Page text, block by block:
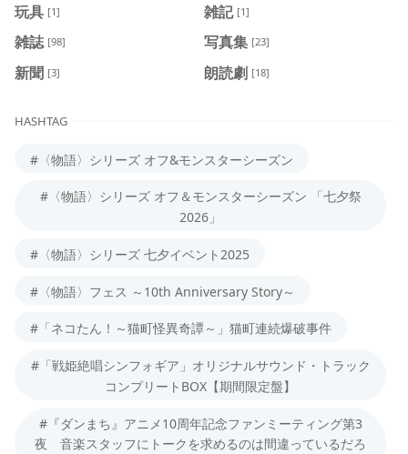
玩具 [1] 雑記 [1]
雑誌 [98] 写真集 [23]
新聞 [3] 朗読劇 [18]
HASHTAG
#〈物語〉シリーズ オフ&モンスターシーズン
#〈物語〉シリーズ オフ＆モンスターシーズン 「七夕祭
2026」
#〈物語〉シリーズ 七夕イベント2025
#〈物語〉フェス ～10th Anniversary Story～
#「ネコたん！～猫町怪異奇譚～」猫町連続爆破事件
#「戦姫絶唱シンフォギア」オリジナルサウンド・トラック
コンプリートBOX【期間限定盤】
#『ダンまち』アニメ10周年記念ファンミーティング第3
夜 音楽スタッフにトークを求めるのは間違っているだろ